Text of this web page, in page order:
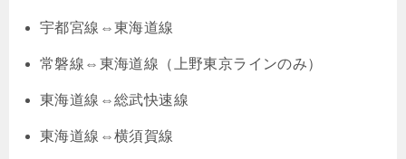
宇都宮線⇔東海道線
常磐線⇔東海道線（上野東京ラインのみ）
東海道線⇔総武快速線
東海道線⇔横須賀線